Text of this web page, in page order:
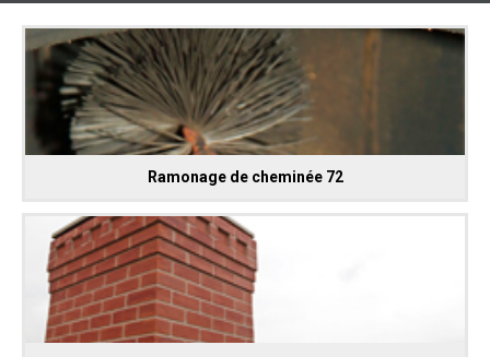
Ramonage de cheminée 72